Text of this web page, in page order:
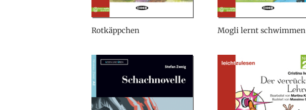
Rotkäppchen Mogli lernt schwimmen